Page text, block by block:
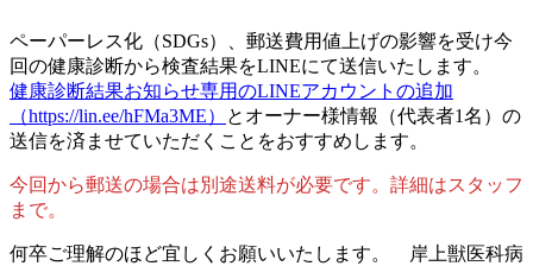
ペーパーレス化（SDGs）、郵送費用値上げの影響を受け今
回の健康診断から検査結果をLINEにて送信いたします。
健康診断結果お知らせ専用のLINEアカウントの追加
（https://lin.ee/hFMa3ME）
とオーナー様情報（代表者1名）の
送信を済ませていただくことをおすすめします。
今回から郵送の場合は別途送料が必要です。詳細はスタッフ
まで。
何卒ご理解のほど宜しくお願いいたします。 岸上獣医科病